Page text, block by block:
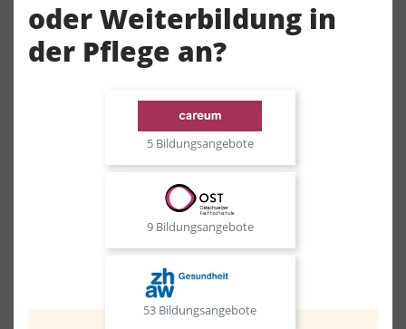
oder Weiterbildung in
der Pflege an?
5 Bildungsangebote
9 Bildungsangebote
53 Bildungsangebote